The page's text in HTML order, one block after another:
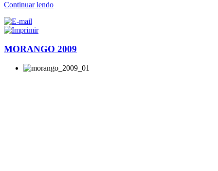
Continuar lendo
MORANGO 2009